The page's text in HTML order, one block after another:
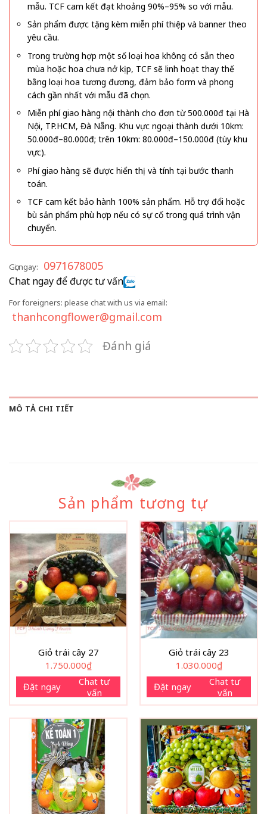
mẫu. TCF cam kết đạt khoảng 90%–95% so với mẫu.
Sản phẩm được tặng kèm miễn phí thiệp và banner theo
yêu cầu.
Trong trường hợp một số loại hoa không có sẵn theo
mùa hoặc hoa chưa nở kịp, TCF sẽ linh hoạt thay thế
bằng loại hoa tương đương, đảm bảo form và phong
cách gần nhất với mẫu đã chọn.
Miễn phí giao hàng nội thành cho đơn từ 500.000đ tại Hà
Nội, TP.HCM, Đà Nẵng. Khu vực ngoại thành dưới 10km:
50.000đ–80.000đ; trên 10km: 80.000đ–150.000đ (tùy khu
vực).
Phí giao hàng sẽ được hiển thị và tính tại bước thanh
toán.
TCF cam kết bảo hành 100% sản phẩm. Hỗ trợ đổi hoặc
bù sản phẩm phù hợp nếu có sự cố trong quá trình vận
chuyển.
Gọi ngay: 0971678005
Chat ngay để được tư vấn
For foreigners: please chat with us via email:
thanhcongflower@gmail.com
Đánh giá
MÔ TẢ CHI TIẾT
Sản phẩm tương tự
Giỏ trái cây 27
1.750.000₫
Đặt ngay
Chat tư
vấn
Giỏ trái cây 23
1.030.000₫
Đặt ngay
Chat tư
vấn